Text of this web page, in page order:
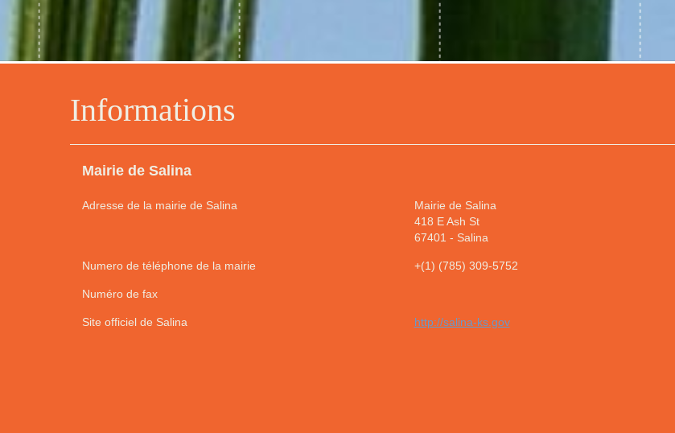
Informations
Mairie de Salina
Adresse de la mairie de Salina
Mairie de Salina
418 E Ash St
67401 - Salina
Numero de téléphone de la mairie +(1) (785) 309-5752
Numéro de fax
Site officiel de Salina http://salina-ks.gov